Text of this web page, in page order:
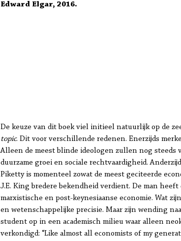
Edward Elgar, 2016.
De keuze van dit boek viel initieel natuurlijk op de
topic. Dit voor verschillende redenen. Enerzijds
Alleen de meest blinde ideologen zullen nog
duurzame groei en sociale rechtvaardigheid.
Piketty is momenteel zowat de meest geciteerde
J.E. King bredere bekendheid verdient. De man
marxistische en post-keynesiaanse economie. Wat
en wetenschappelijke precisie. Maar zijn wending
student op in een academisch milieu waar alleen
verkondigd: “Like almost all economists of my